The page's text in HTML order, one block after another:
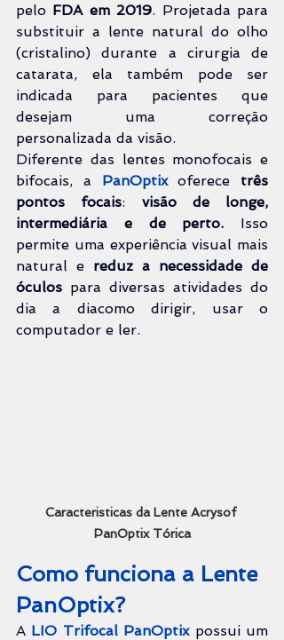
pelo FDA em 2019. Projetada para
substituir a lente natural do olho
(cristalino) durante a cirurgia de
catarata, ela também pode ser
indicada para pacientes que
desejam uma correção
personalizada da visão.
Diferente das lentes monofocais e
bifocais, a PanOptix oferece três
pontos focais: visão de longe,
intermediária e de perto. Isso
permite uma experiência visual mais
natural e reduz a necessidade de
óculos para diversas atividades do
dia a diacomo dirigir, usar o
computador e ler.
Caracteristicas da Lente Acrysof
PanOptix Tórica
Como funciona a Lente
PanOptix?
A LIO Trifocal PanOptix possui um